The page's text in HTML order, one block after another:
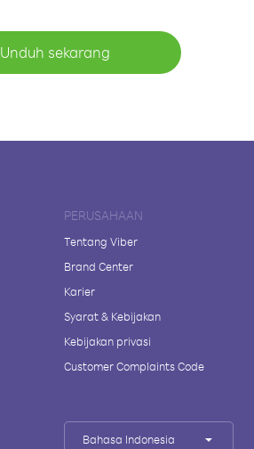
Unduh sekarang
PERUSAHAAN
Tentang Viber
Brand Center
Karier
Syarat & Kebijakan
Kebijakan privasi
Customer Complaints Code
Bahasa Indonesia